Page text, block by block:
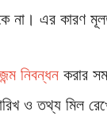
না। এর কারণ
জন্ম নিবন্ধন করার
ও তথ্য মিল